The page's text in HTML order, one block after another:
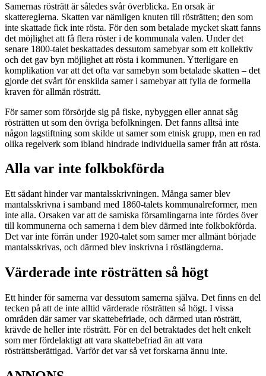
Samernas rösträtt är således svår överblicka. En orsak är
skattereglerna. Skatten var nämligen knuten till rösträtten; den som
inte skattade fick inte rösta. För den som betalade mycket skatt fanns
det möjlighet att få flera röster i de kommunala valen. Under det
senare 1800-talet beskattades dessutom samebyar som ett kollektiv
och det gav byn möjlighet att rösta i kommunen. Ytterligare en
komplikation var att det ofta var samebyn som betalade skatten – det
gjorde det svårt för enskilda samer i samebyar att fylla de formella
kraven för allmän rösträtt.
För samer som försörjde sig på fiske, nybyggen eller annat såg
rösträtten ut som den övriga befolkningen. Det fanns alltså inte
någon lagstiftning som skilde ut samer som etnisk grupp, men en rad
olika regelverk som ibland hindrade individuella samer från att rösta.
Alla var inte folkbokförda
Ett sådant hinder var mantalsskrivningen. Många samer blev
mantalsskrivna i samband med 1860-talets kommunalreformer, men
inte alla. Orsaken var att de samiska församlingarna inte fördes över
till kommunerna och samerna i dem blev därmed inte folkbokförda.
Det var inte förrän under 1920-talet som samer mer allmänt började
mantalsskrivas, och därmed blev inskrivna i röstlängderna.
Värderade inte rösträtten så högt
Ett hinder för samerna var dessutom samerna själva. Det finns en del
tecken på att de inte alltid värderade rösträtten så högt. I vissa
områden där samer var skattebefriade, och därmed utan rösträtt,
krävde de heller inte rösträtt. För en del betraktades det helt enkelt
som mer fördelaktigt att vara skattebefriad än att vara
rösträttsberättigad. Varför det var så vet forskarna ännu inte.